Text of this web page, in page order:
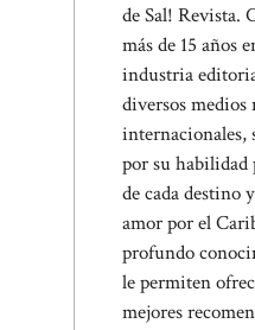
de Sal! Revista.
más de 15 años
industria
diversos medios
internacionales,
por su habilidad
de cada destino
amor por el
profundo
le permiten
mejores